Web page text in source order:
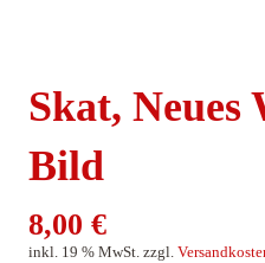
Skat, Neues
Bild
8,00 €
inkl. 19 % MwSt. zzgl.